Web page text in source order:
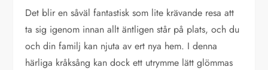
Det blir en såväl fantastisk som lite krävande resa att
ta sig igenom innan allt äntligen står på plats, och du
och din familj kan njuta av ert nya hem. I denna
härliga kråksång kan dock ett utrymme lätt glömmas